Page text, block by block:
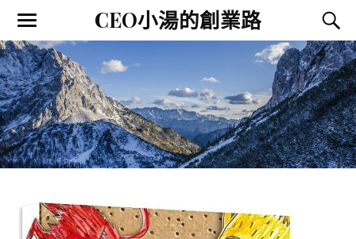
CEO小湯的創業路